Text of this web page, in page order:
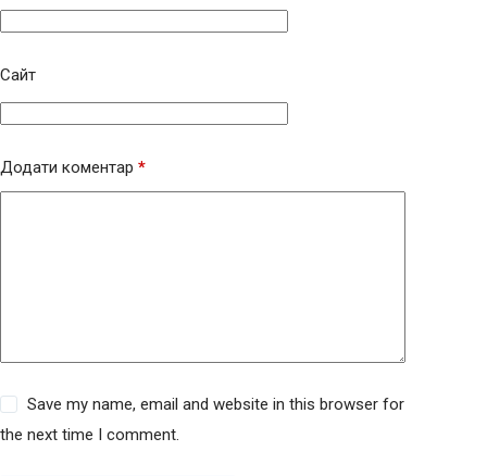
Сайт
Додати коментар *
Save my name, email and website in this browser for
the next time I comment.